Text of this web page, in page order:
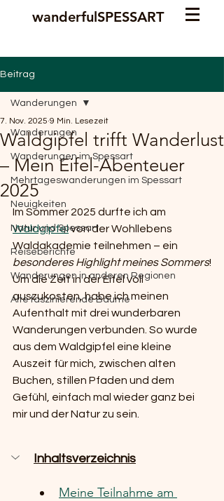
wanderfulSPESSART
Beitrag
Wanderungen
Wanderungen im Spessart
Mehrtageswanderungen im Spessart
Neuigkeiten
Natur und Spessart
Reiseberichte
Wanderungen in anderen Regionen
Alte faszinierende Bäume
Wanderungen
Waldgipfel trifft Wanderlust
– Mein Eifel-Abenteuer
2025
7. Nov. 2025 9 Min. Lesezeit
Im Sommer 2025 durfte ich am
Waldgipfel von der Wohllebens
Waldakademie teilnehmen – ein
besonderes Highlight meines Sommers!
Um die Zeit in der Eifel voll
auszukosten, habe ich meinen
Aufenthalt mit drei wunderbaren
Wanderungen verbunden. So wurde
aus dem Waldgipfel eine kleine
Auszeit für mich, zwischen alten
Buchen, stillen Pfaden und dem
Gefühl, einfach mal wieder ganz bei
mir und der Natur zu sein.
Inhaltsverzeichnis
Meine Teilnahme am